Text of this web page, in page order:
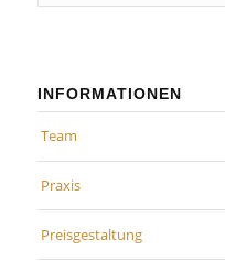
INFORMATIONEN
Team
Praxis
Preisgestaltung